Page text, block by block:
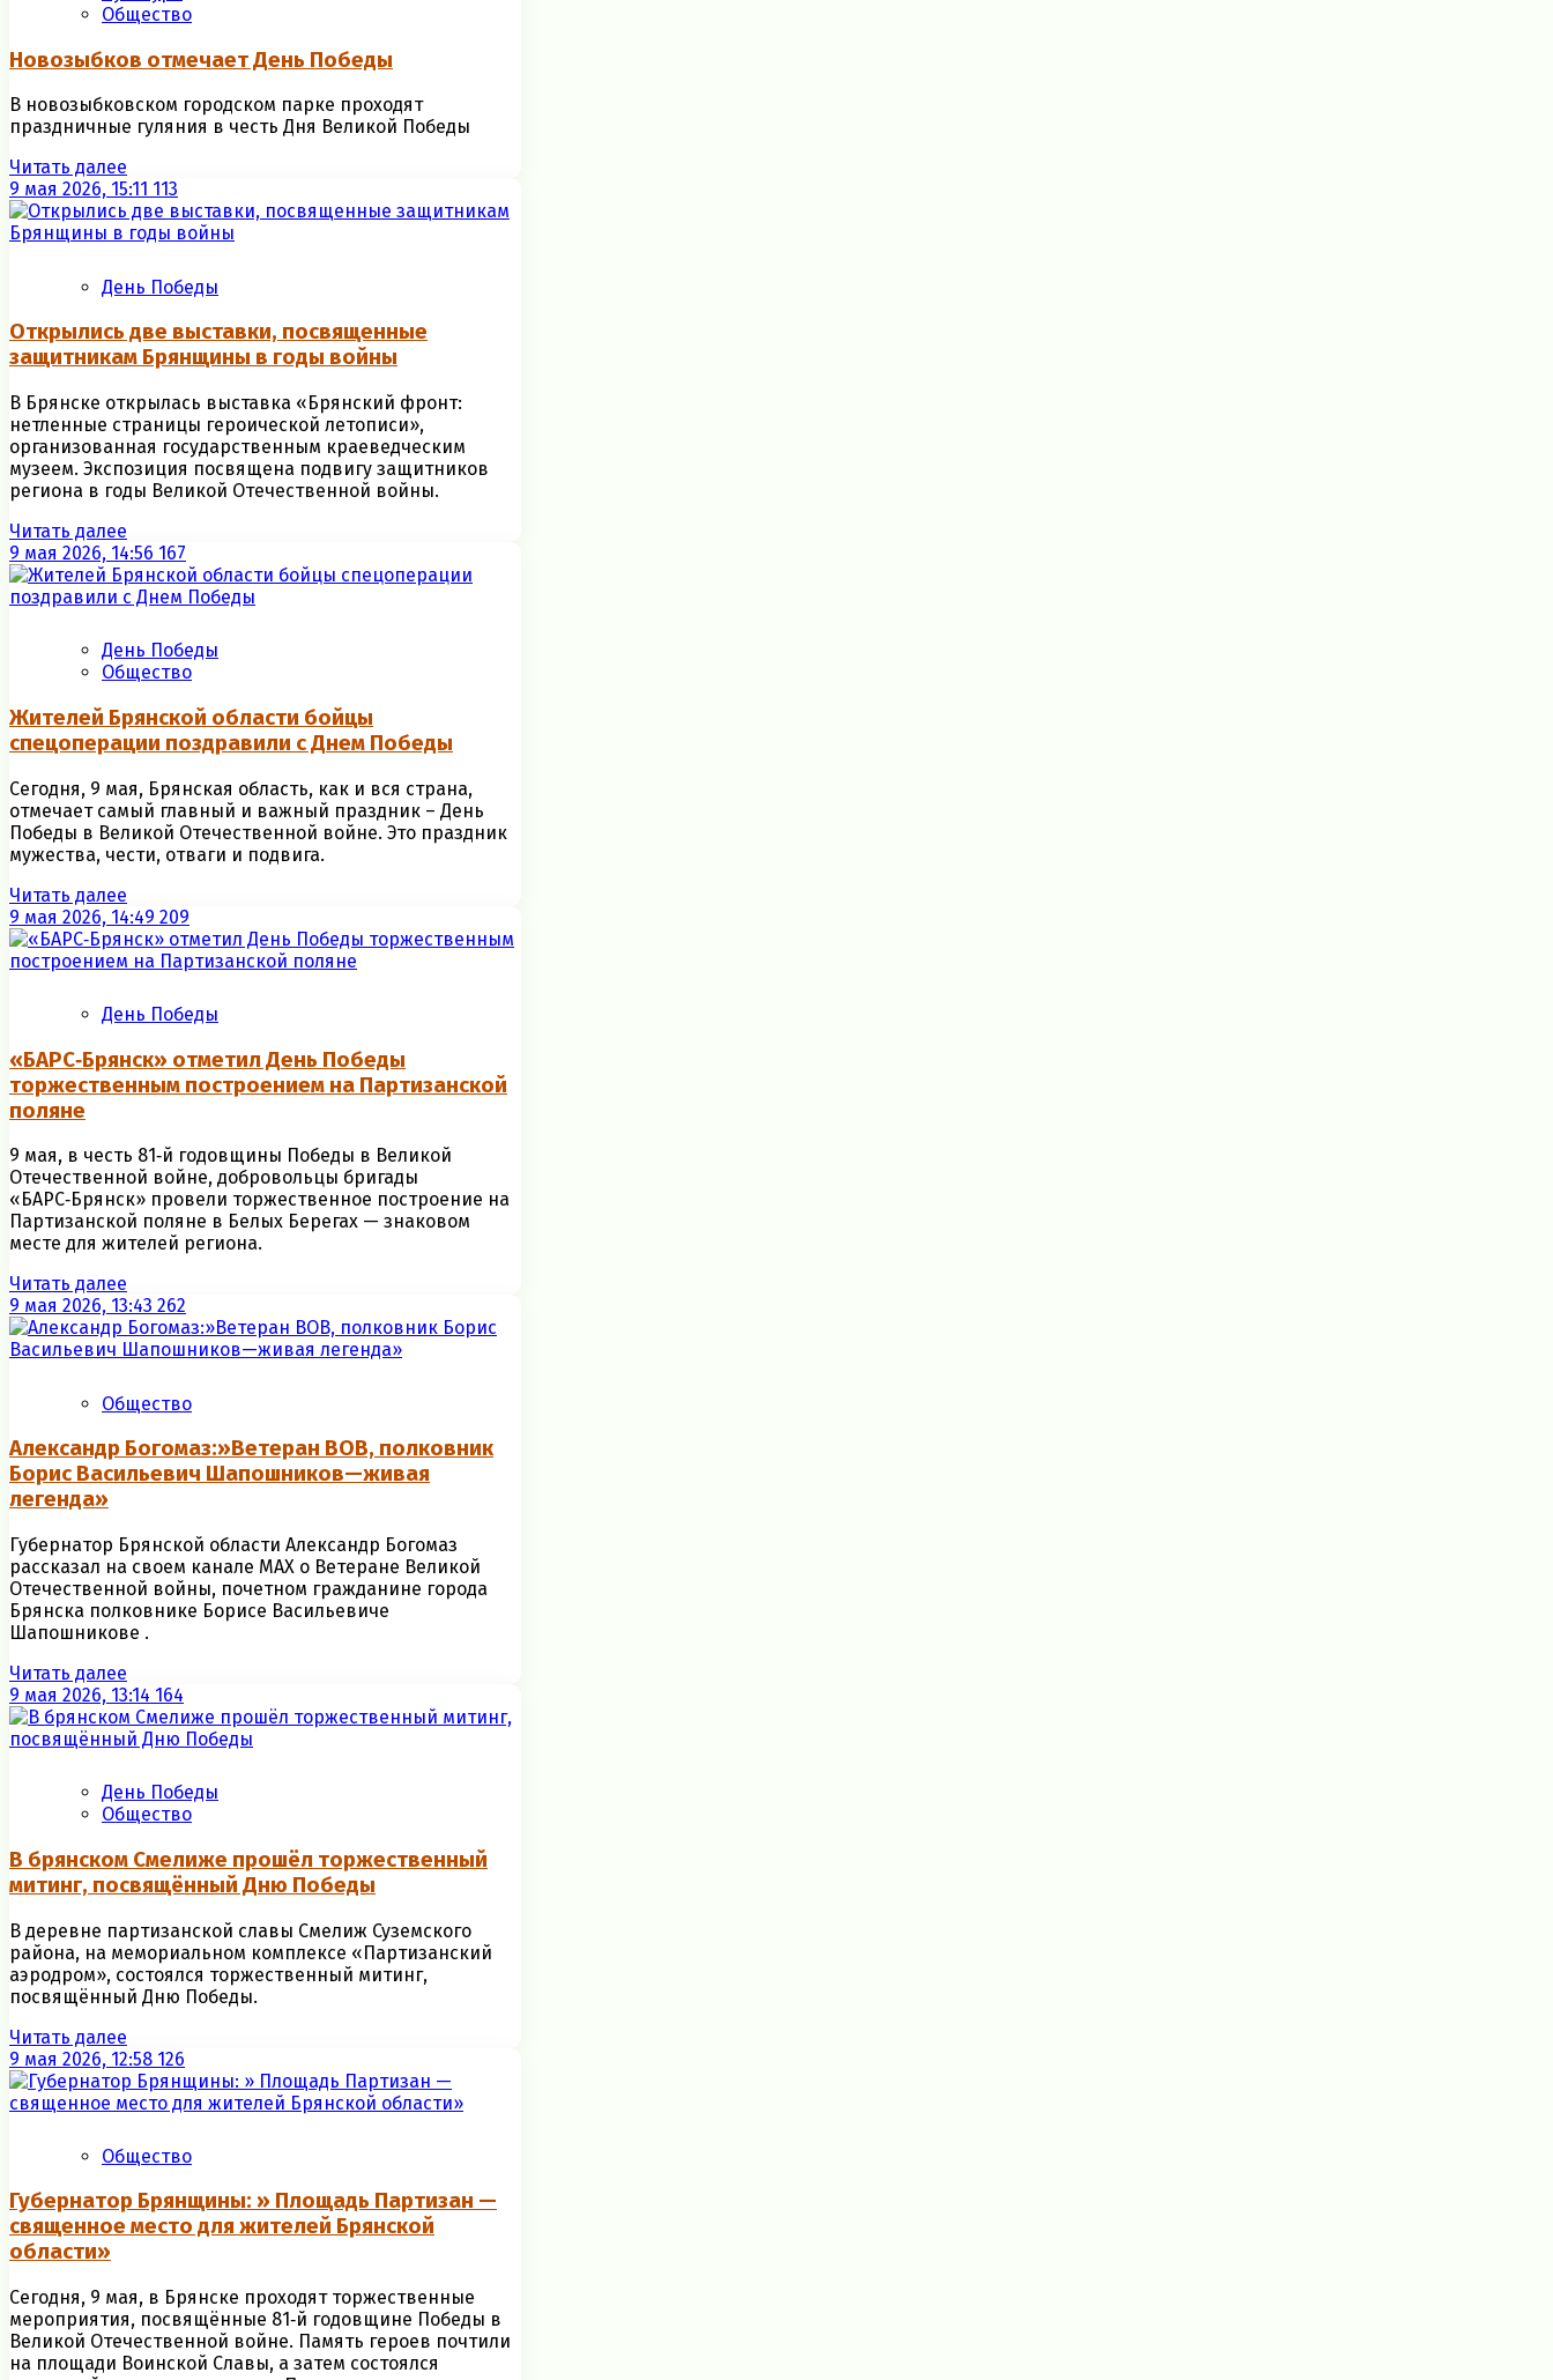
Общество
Новозыбков отмечает День Победы
В новозыбковском городском парке проходят
праздничные гуляния в честь Дня Великой Победы
Читать далее
9 мая 2026, 15:11 113
День Победы
Открылись две выставки, посвященные
защитникам Брянщины в годы войны
В Брянске открылась выставка «Брянский фронт:
нетленные страницы героической летописи»,
организованная государственным краеведческим
музеем. Экспозиция посвящена подвигу защитников
региона в годы Великой Отечественной войны.
Читать далее
9 мая 2026, 14:56 167
День Победы
Общество
Жителей Брянской области бойцы
спецоперации поздравили с Днем Победы
Сегодня, 9 мая, Брянская область, как и вся страна,
отмечает самый главный и важный праздник – День
Победы в Великой Отечественной войне. Это праздник
мужества, чести, отваги и подвига.
Читать далее
9 мая 2026, 14:49 209
День Победы
«БАРС‑Брянск» отметил День Победы
торжественным построением на Партизанской
поляне
9 мая, в честь 81‑й годовщины Победы в Великой
Отечественной войне, добровольцы бригады
«БАРС‑Брянск» провели торжественное построение на
Партизанской поляне в Белых Берегах — знаковом
месте для жителей региона.
Читать далее
9 мая 2026, 13:43 262
Общество
Александр Богомаз:»Ветеран ВОВ, полковник
Борис Васильевич Шапошников—живая
легенда»
Губернатор Брянской области Александр Богомаз
рассказал на своем канале МАХ о Ветеране Великой
Отечественной войны, почетном гражданине города
Брянска полковнике Борисе Васильевиче
Шапошникове .
Читать далее
9 мая 2026, 13:14 164
День Победы
Общество
В брянском Смелиже прошёл торжественный
митинг, посвящённый Дню Победы
В деревне партизанской славы Смелиж Суземского
района, на мемориальном комплексе «Партизанский
аэродром», состоялся торжественный митинг,
посвящённый Дню Победы.
Читать далее
9 мая 2026, 12:58 126
Общество
Губернатор Брянщины: » Площадь Партизан —
священное место для жителей Брянской
области»
Сегодня, 9 мая, в Брянске проходят торжественные
мероприятия, посвящённые 81‑й годовщине Победы в
Великой Отечественной войне. Память героев почтили
на площади Воинской Славы, а затем состоялся